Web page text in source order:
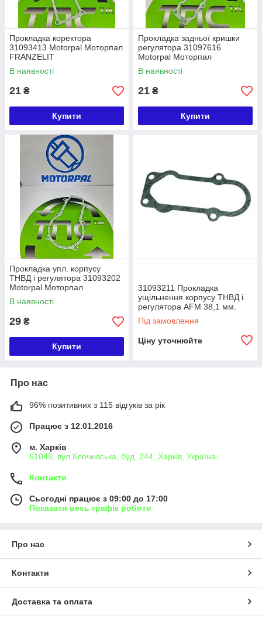
Прокладка коректора
31093413 Motorpal Моторпал
FRANZELIT
В наявності
21 ₴
Купити
Прокладка задньої кришки
регулятора 31097616
Motorpal Моторпал
FRANZELIT
В наявності
21 ₴
Купити
Прокладка упл. корпусу
ТНВД і регулятора 31093202
Motorpal Моторпал
FRANZELIT
В наявності
29 ₴
Купити
31093211 Прокладка
ущільнення корпусу ТНВД і
регулятора AFM 38,1 мм.
06825-02 Motorpal
Під замовлення
Ціну уточнюйте
Про нас
96% позитивних з 115 відгуків за рік
Працює з 12.01.2016
м. Харків
61045, вул.Клочківська, буд. 244, Харків, Україна
Контакти
Сьогодні працює з 09:00 до 17:00
Показати весь графік роботи
Про нас
Контакти
Доставка та оплата